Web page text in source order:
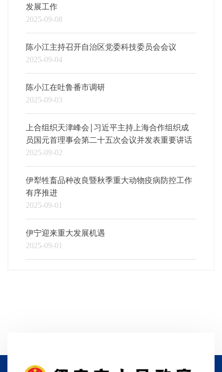
发展工作
2025-09-08
陈小江主持召开自治区党委科技委员会会议
2025-09-04
陈小江在吐鲁番市调研
2025-09-03
上合组织天津峰会|习近平主持上海合作组织成
员国元首理事会第二十五次会议并发表重要讲话
2025-09-02
伊犁牲畜品种改良暨秋季重大动物疫病防控工作
有序推进
2025-09-01
伊宁迎来重大发展机遇
2025-09-01